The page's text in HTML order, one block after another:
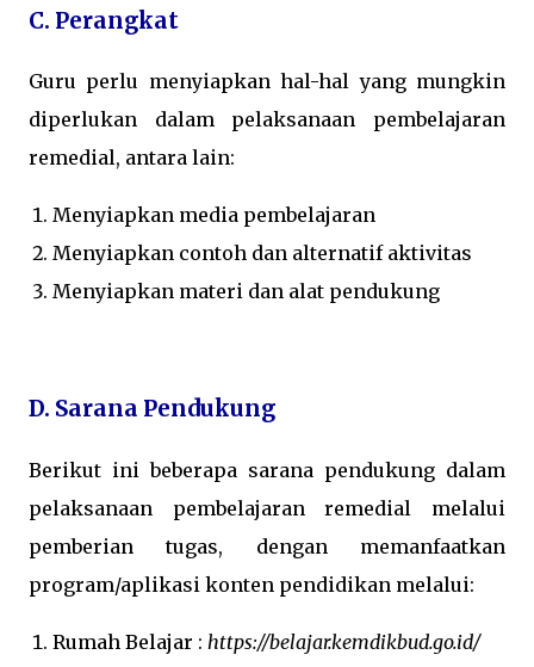
C. Perangkat
Guru perlu menyiapkan hal-hal yang mungkin
diperlukan dalam pelaksanaan pembelajaran
remedial, antara lain:
Menyiapkan media pembelajaran
Menyiapkan contoh dan alternatif aktivitas
Menyiapkan materi dan alat pendukung
D. Sarana Pendukung
Berikut ini beberapa sarana pendukung dalam
pelaksanaan pembelajaran remedial melalui
pemberian tugas, dengan memanfaatkan
program/aplikasi konten pendidikan melalui:
Rumah Belajar : https://belajar.kemdikbud.go.id/